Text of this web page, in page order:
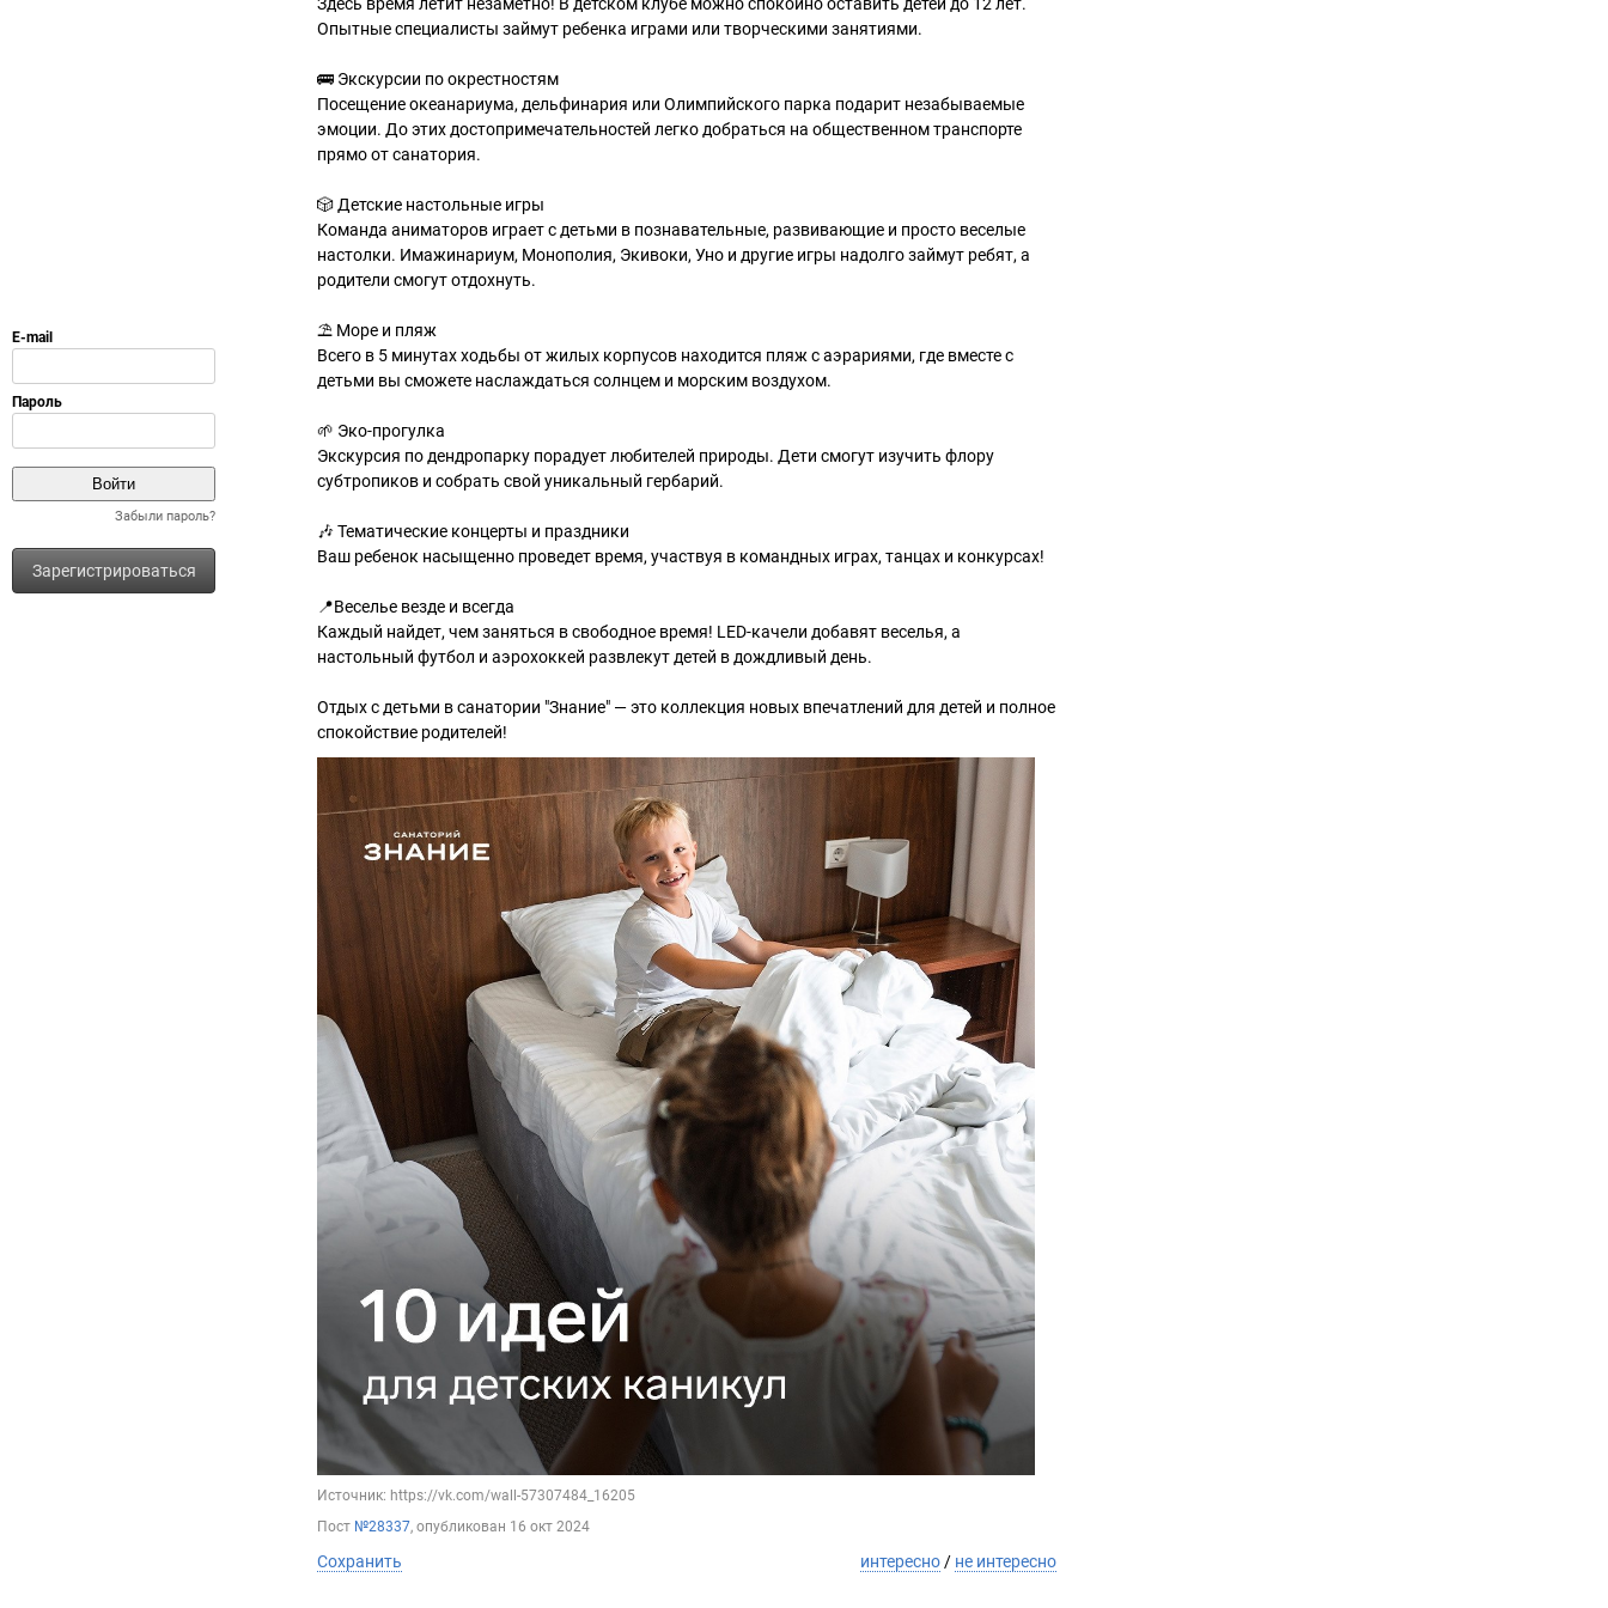
Забыли пароль?
Зарегистрироваться
Опытные специалисты займут ребенка играми или творческими занятиями.
🚌 Экскурсии по окрестностям
Посещение океанариума, дельфинария или Олимпийского парка подарит незабываемые
эмоции. До этих достопримечательностей легко добраться на общественном транспорте
прямо от санатория.
🎲 Детские настольные игры
Команда аниматоров играет с детьми в познавательные, развивающие и просто веселые
настолки. Имажинариум, Монополия, Экивоки, Уно и другие игры надолго займут ребят, а
родители смогут отдохнуть.
⛱️ Море и пляж
Всего в 5 минутах ходьбы от жилых корпусов находится пляж с аэрариями, где вместе с
детьми вы сможете наслаждаться солнцем и морским воздухом.
🌱 Эко-прогулка
Экскурсия по дендропарку порадует любителей природы. Дети смогут изучить флору
субтропиков и собрать свой уникальный гербарий.
🎶 Тематические концерты и праздники
Ваш ребенок насыщенно проведет время, участвуя в командных играх, танцах и конкурсах!
📍Веселье везде и всегда
Каждый найдет, чем заняться в свободное время! LED-качели добавят веселья, а
настольный футбол и аэрохоккей развлекут детей в дождливый день.
Отдых с детьми в санатории "Знание" — это коллекция новых впечатлений для детей и полное
спокойствие родителей!
Источник: https://vk.com/wall-57307484_16205
Пост №28337, опубликован 16 окт 2024
Сохранить интересно / не интересно